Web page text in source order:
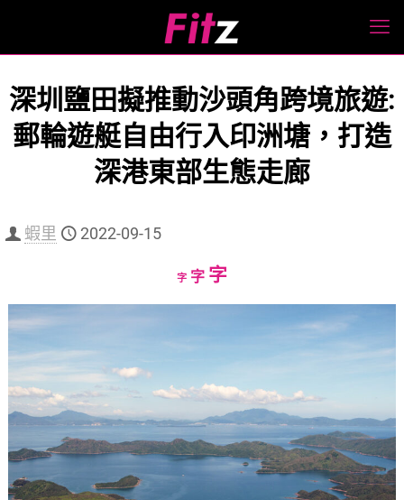
深圳鹽田擬推動沙頭角跨境旅遊:
郵輪遊艇自由行入印洲塘，打造
深港東部生態走廊
蝦里 2022-09-15
字Decrease
字Reset
字Increase
size.